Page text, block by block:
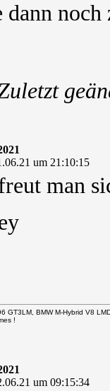
dann
um 21:10:15
man
GT3LM, BMW M-Hybrid V8
!
um 09:15:34